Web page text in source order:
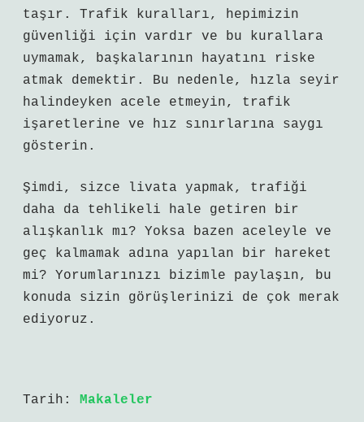
taşır. Trafik kuralları, hepimizin
güvenliği için vardır ve bu kurallara
uymamak, başkalarının hayatını riske
atmak demektir. Bu nedenle, hızla seyir
halindeyken acele etmeyin, trafik
işaretlerine ve hız sınırlarına saygı
gösterin.
Şimdi, sizce livata yapmak, trafiği
daha da tehlikeli hale getiren bir
alışkanlık mı? Yoksa bazen aceleyle ve
geç kalmamak adına yapılan bir hareket
mi? Yorumlarınızı bizimle paylaşın, bu
konuda sizin görüşlerinizi de çok merak
ediyoruz.
Tarih: Makaleler